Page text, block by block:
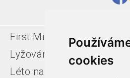
cookies
First Minute
Lyžování v Itálii
Léto na horách